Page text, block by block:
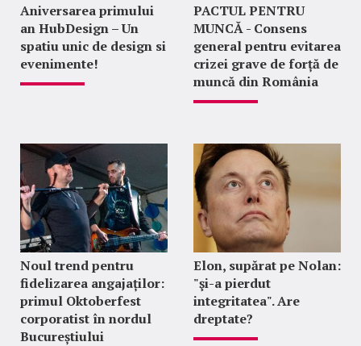
Aniversarea primului
an HubDesign – Un
spatiu unic de design si
evenimente!
PACTUL PENTRU
MUNCĂ - Consens
general pentru evitarea
crizei grave de forță de
muncă din România
Noul trend pentru
fidelizarea angajaților:
primul Oktoberfest
corporatist în nordul
Bucureștiului
Elon, supărat pe Nolan:
"şi-a pierdut
integritatea". Are
dreptate?